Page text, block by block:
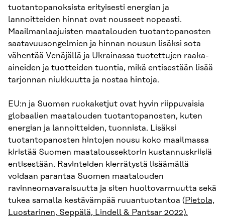
tuotantopanoksista erityisesti energian ja
lannoitteiden hinnat ovat nousseet nopeasti.
Maailmanlaajuisten maatalouden tuotantopanosten
saatavuusongelmien ja hinnan nousun lisäksi sota
vähentää Venäjällä ja Ukrainassa tuotettujen raaka-
aineiden ja tuotteiden tuontia, mikä entisestään lisää
tarjonnan niukkuutta ja nostaa hintoja.
EU:n ja Suomen ruokaketjut ovat hyvin riippuvaisia
globaalien maatalouden tuotantopanosten, kuten
energian ja lannoitteiden, tuonnista. Lisäksi
tuotantopanosten hintojen nousu koko maailmassa
kiristää Suomen maataloussektorin kustannuskriisiä
entisestään. Ravinteiden kierrätystä lisäämällä
voidaan parantaa Suomen maatalouden
ravinneomavaraisuutta ja siten huoltovarmuutta sekä
tukea samalla kestävämpää ruuantuotantoa (Pietola,
Luostarinen, Seppälä, Lindell & Pantsar 2022).